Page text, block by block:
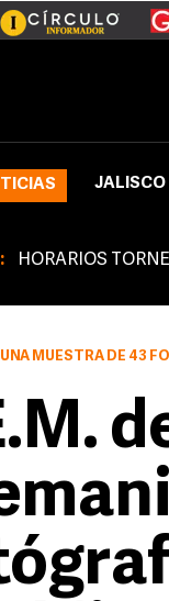
JALISCO
HORARIOS
UNA MUESTRA DE 43